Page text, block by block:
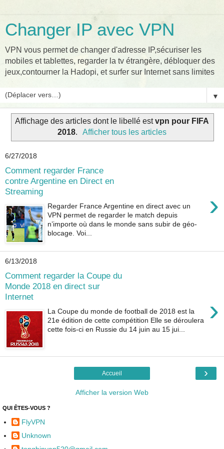
Changer IP avec VPN
VPN vous permet de changer d'adresse IP,sécuriser les
mobiles et tablettes, regarder la tv étrangère, débloquer des
jeux,contourner la Hadopi, et surfer sur Internet sans limites
▼
Affichage des articles dont le libellé estvpn pour FIFA
2018. Afficher tous les articles
6/27/2018
Comment regarder France
contre Argentine en Direct en
Streaming
›
Regarder France Argentine en direct avec un
VPN permet de regarder le match depuis
n’importe où dans le monde sans subir de géo-
blocage. Voi...
6/13/2018
Comment regarder la Coupe du
Monde 2018 en direct sur
Internet
›
La Coupe du monde de football de 2018 est la
21e édition de cette compétition Elle se déroulera
cette fois-ci en Russie du 14 juin au 15 jui...
›
Accueil
Afficher la version Web
QUI ÊTES-VOUS ?
FlyVPN
Unknown